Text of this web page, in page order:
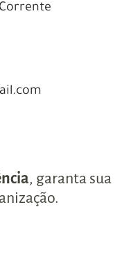
, garanta sua